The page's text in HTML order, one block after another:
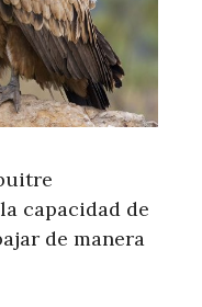
capacidad de
de manera